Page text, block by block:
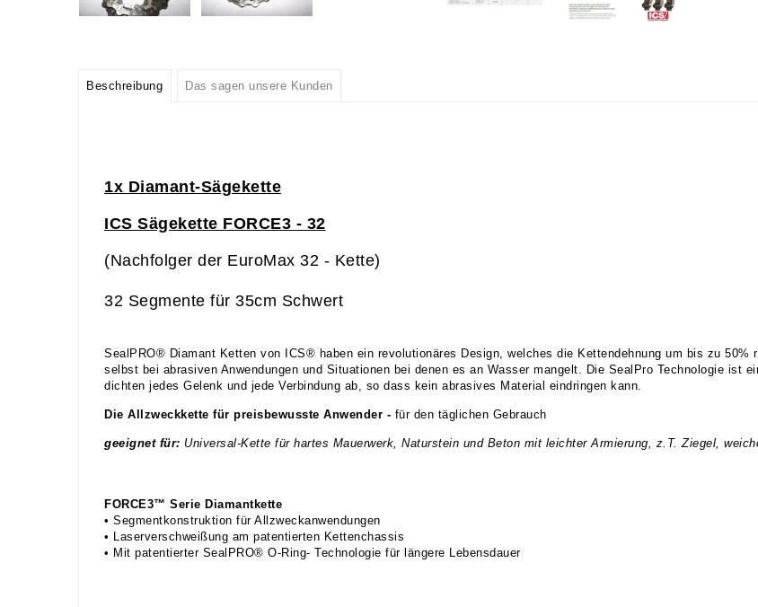
Beschreibung Das sagen unsere Kunden
1x Diamant-Sägekette
ICS Sägekette FORCE3 - 32
(Nachfolger der EuroMax 32 - Kette)
32 Segmente für 35cm Schwert
SealPRO® Diamant Ketten von ICS® haben ein revolutionäres Design, welches die Kettendehnung um bis zu 50%
selbst bei abrasiven Anwendungen und Situationen bei denen es an Wasser mangelt. Die SealPro Technologie ist
dichten jedes Gelenk und jede Verbindung ab, so dass kein abrasives Material eindringen kann.
Die Allzweckkette für preisbewusste Anwender - für den täglichen Gebrauch
geeignet für: Universal-Kette für hartes Mauerwerk, Naturstein und Beton mit leichter Armierung, z.T. Ziegel,
FORCE3™ Serie Diamantkette
• Segmentkonstruktion für Allzweckanwendungen
• Laserverschweißung am patentierten Kettenchassis
• Mit patentierter SealPRO® O-Ring- Technologie für längere Lebensdauer